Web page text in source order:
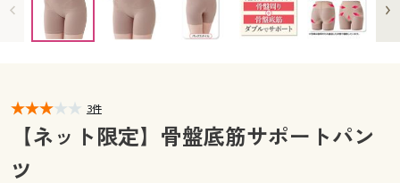
カタログ無料プレゼント
マイページ
閲覧履歴
会員メニュー
閲覧履歴 3件
【ネット限定】骨盤底筋サポートパン
ツ